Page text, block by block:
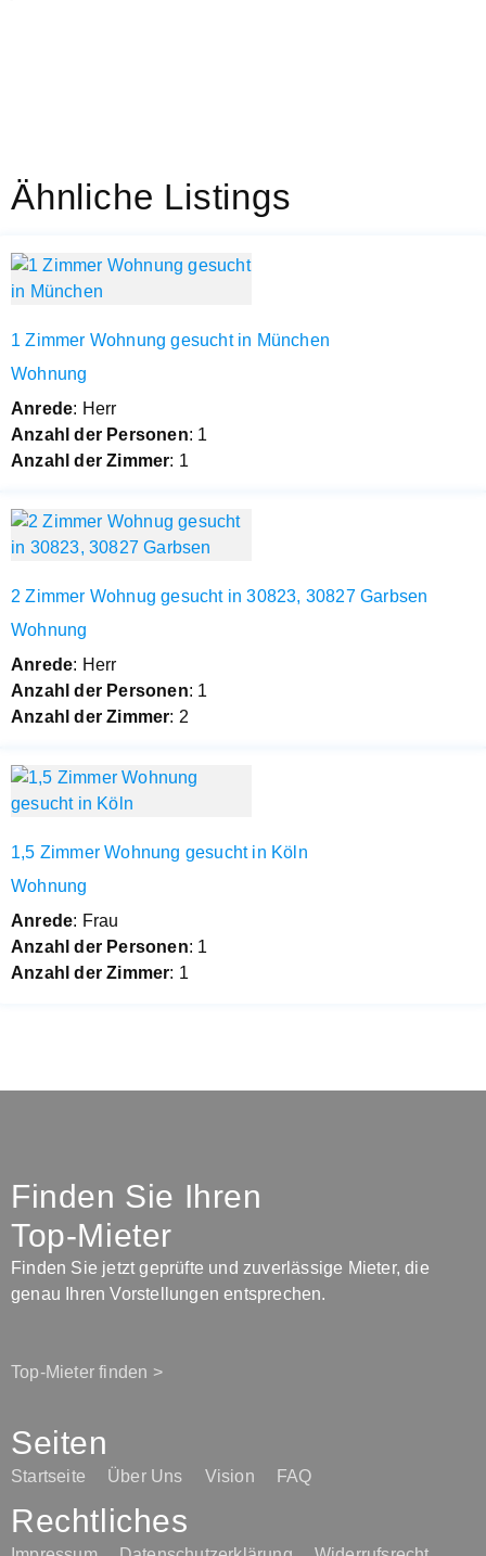
Ähnliche Listings
1 Zimmer Wohnung gesucht in München
Wohnung
Anrede: Herr
Anzahl der Personen: 1
Anzahl der Zimmer: 1
2 Zimmer Wohnug gesucht in 30823, 30827 Garbsen
Wohnung
Anrede: Herr
Anzahl der Personen: 1
Anzahl der Zimmer: 2
1,5 Zimmer Wohnung gesucht in Köln
Wohnung
Anrede: Frau
Anzahl der Personen: 1
Anzahl der Zimmer: 1
Finden Sie Ihren
Top-Mieter
Finden Sie jetzt geprüfte und zuverlässige Mieter, die
genau Ihren Vorstellungen entsprechen.
Top-Mieter finden >
Seiten
Startseite Über Uns Vision FAQ
Rechtliches